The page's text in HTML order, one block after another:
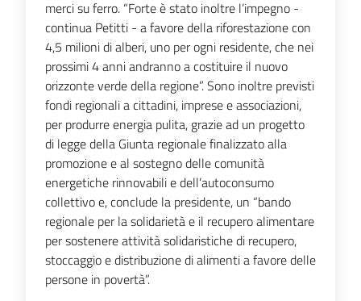
merci su ferro. “Forte è stato inoltre l’impegno -
continua Petitti - a favore della riforestazione con
4,5 milioni di alberi, uno per ogni residente, che nei
prossimi 4 anni andranno a costituire il nuovo
orizzonte verde della regione”. Sono inoltre previsti
fondi regionali a cittadini, imprese e associazioni,
per produrre energia pulita, grazie ad un progetto
di legge della Giunta regionale finalizzato alla
promozione e al sostegno delle comunità
energetiche rinnovabili e dell’autoconsumo
collettivo e, conclude la presidente, un “bando
regionale per la solidarietà e il recupero alimentare
per sostenere attività solidaristiche di recupero,
stoccaggio e distribuzione di alimenti a favore delle
persone in povertà”.